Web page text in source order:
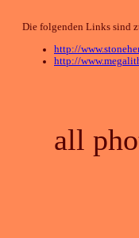
Die folgenden Links sind
http://
http://
all